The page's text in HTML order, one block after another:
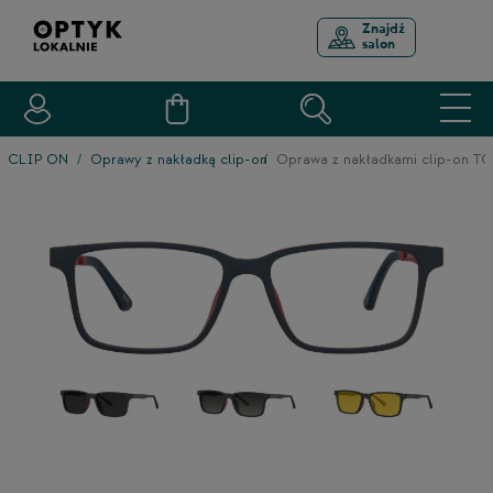
Znajdź
salon
CLIP ON Oprawy z nakładką clip-on Oprawa z nakładkami clip-on